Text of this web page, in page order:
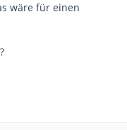
wäre für einen